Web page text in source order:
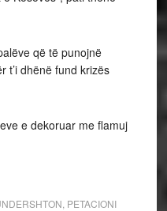
që të punojnë
t’i dhënë fund krizës
e dekoruar me flamuj
PETACIONI